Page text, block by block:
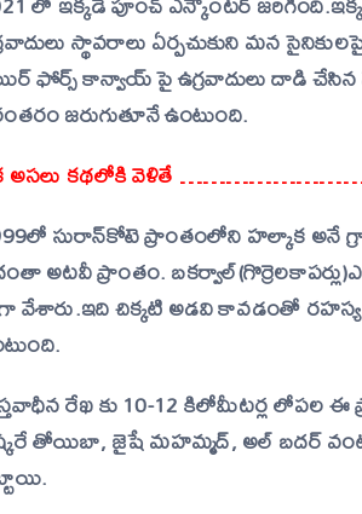
స్థావరాలు ఏర్పచుకుని మన
ఫోర్స్ కాన్వాయ్ పై ఉగ్రవాదులు దాడి చేసిన
జరుగుతూనేఉంటుంది.
అసలు కథలోకి వెళితే
సురాన్‌కోటె ప్రాంతంలోని హల్కాక అనే
అటవీ ప్రాంతం.
వేశారు.ఇది చిక్కటి అడవి కావడంతో రహస్య
రేఖ కు 10-12 కిలోమీటర్ల లోపల ఈ
తోయిబా, జైషేమహమ్మద్‌, అల్‌ బదర్‌ వంటి